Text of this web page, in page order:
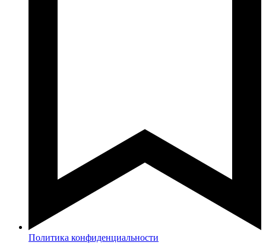
Политика конфиденциальности